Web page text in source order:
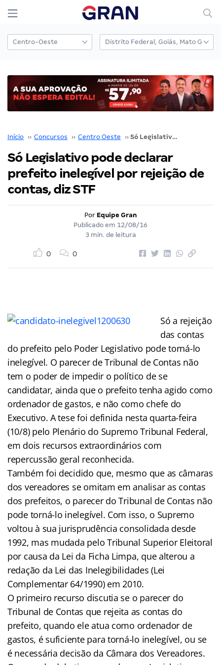
Início ›› Concursos ›› Centro Oeste ›› Só Legislativo pode declarar prefeito inelegível por rejeição de contas, diz STF
Só Legislativo pode declarar
prefeito inelegível por rejeição de
contas, diz STF
Por Equipe Gran
Publicado em 12/08/16
3 min. de leitura
0 0
Só a rejeição
das contas
do prefeito pelo Poder Legislativo pode torná-lo
inelegível. O parecer de Tribunal de Contas não
tem o poder de impedir o político de se
candidatar, ainda que o prefeito tenha agido como
ordenador de gastos, e não como chefe do
Executivo. A tese foi definida nesta quarta-feira
(10/8) pelo Plenário do Supremo Tribunal Federal,
em dois recursos extraordinários com
repercussão geral reconhecida.
Também foi decidido que, mesmo que as câmaras
dos vereadores se omitam em analisar as contas
dos prefeitos, o parecer do Tribunal de Contas não
pode torná-lo inelegível. Com isso, o Supremo
voltou à sua jurisprudência consolidada desde
1992, mas mudada pelo Tribunal Superior Eleitoral
por causa da Lei da Ficha Limpa, que alterou a
redação da Lei das Inelegibilidades (Lei
Complementar 64/1990) em 2010.
O primeiro recurso discutia se o parecer do
Tribunal de Contas que rejeita as contas do
prefeito, quando ele atua como ordenador de
gastos, é suficiente para torná-lo inelegível, ou se
é necessária decisão da Câmara dos Vereadores.